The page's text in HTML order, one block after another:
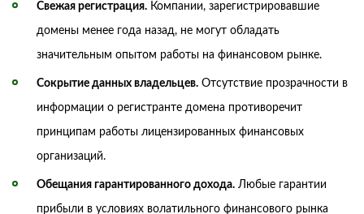
Свежая регистрация. Компании, зарегистрировавшие
домены менее года назад, не могут обладать
значительным опытом работы на финансовом рынке.
Сокрытие данных владельцев. Отсутствие прозрачности в
информации о регистранте домена противоречит
принципам работы лицензированных финансовых
организаций.
Обещания гарантированного дохода. Любые гарантии
прибыли в условиях волатильного финансового рынка